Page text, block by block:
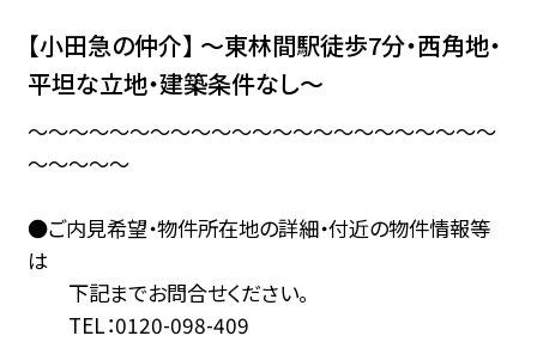
【小田急の仲介】 ～東林間駅徒歩7分・西角地・
平坦な立地・建築条件なし～
～～～～～～～～～～～～～～～～～～～～～～～
～～～～～
●ご内見希望・物件所在地の詳細・付近の物件情報等
は
下記までお問合せください。
TEL：0120-098-409